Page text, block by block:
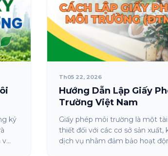
ký
Th05 22, 2026
Hướng Dẫn Lập Giấy
Trường Việt Nam
Giấy phép môi trường là một
thiết đối với các cơ sở sản xuất,
dịch vụ nhằm đảm bảo hoạt